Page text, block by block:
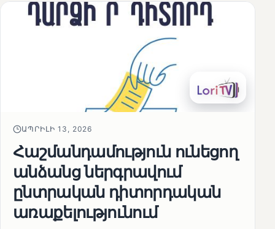
ԱՊՐԻԼԻ 13, 2026
Հաշմանդամություն ունեցող
անձանց ներգրավում
ընտրական դիտորդական
առաքելությունում